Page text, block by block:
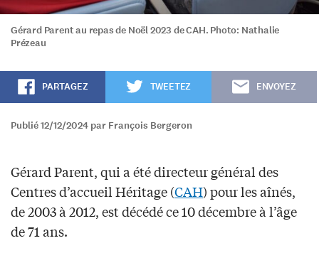
Gérard Parent au repas de Noël 2023 de CAH. Photo: Nathalie
Prézeau
PARTAGEZ TWEETEZ ENVOYEZ
Publié 12/12/2024 par François Bergeron
Gérard Parent, qui a été directeur général des
Centres d’accueil Héritage (CAH) pour les aînés,
de 2003 à 2012, est décédé ce 10 décembre à l’âge
de 71 ans.